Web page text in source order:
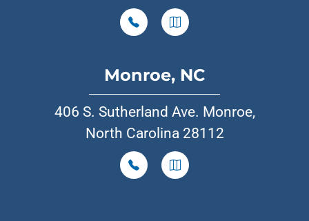
Monroe, NC
406 S. Sutherland Ave. Monroe,
North Carolina 28112